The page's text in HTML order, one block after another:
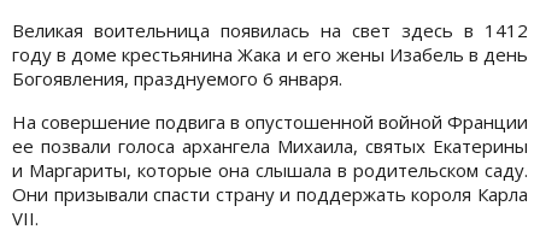
Великая воительница появилась на свет здесь в 1412
году в доме крестьянина Жака и его жены Изабель в день
Богоявления, празднуемого 6 января.
На совершение подвига в опустошенной войной Франции
ее позвали голоса архангела Михаила, святых Екатерины
и Маргариты, которые она слышала в родительском саду.
Они призывали спасти страну и поддержать короля Карла
VII.